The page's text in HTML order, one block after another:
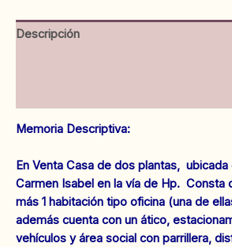
1622
cantidad
Descripción
Memoria Descriptiva:
En Venta Casa de dos plantas, ubicada
Carmen Isabel en la vía de Hp. Consta
más 1 habitación tipo oficina (una de
además cuenta con un ático,
vehículos y área social con parrillera,